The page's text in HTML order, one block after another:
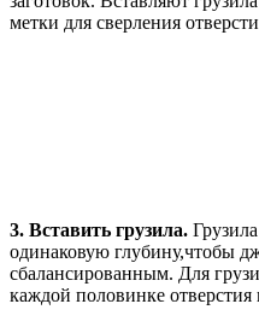
метки для сверления
3. Вставить грузила.
одинаковую глубину,чтобы
сбалансированным. Для
каждой половинке